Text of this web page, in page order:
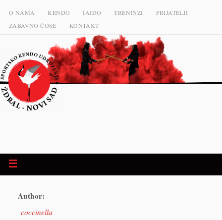
O NAMA KENDO IAIDO TRENINZI
PRIJATELJI
ZABAVNO ĆOŠE
KONTAKT
Author:
coccinella